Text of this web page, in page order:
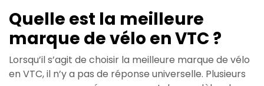
Quelle est la meilleure
marque de vélo en VTC ?
Lorsqu’il s’agit de choisir la meilleure marque de vélo
en VTC, il n’y a pas de réponse universelle. Plusieurs